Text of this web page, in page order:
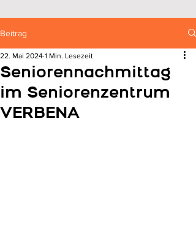
Beitrag
Seniorennachmittag
im Seniorenzentrum
VERBENA
22. Mai 2024 1 Min. Lesezeit